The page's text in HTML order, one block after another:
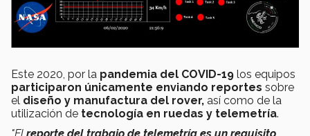
Este 2020, por la pandemia del COVID-19 los equipos
participaron únicamente enviando reportes sobre
el diseño y manufactura del rover, así como de la
utilización de tecnología en ruedas y telemetría.